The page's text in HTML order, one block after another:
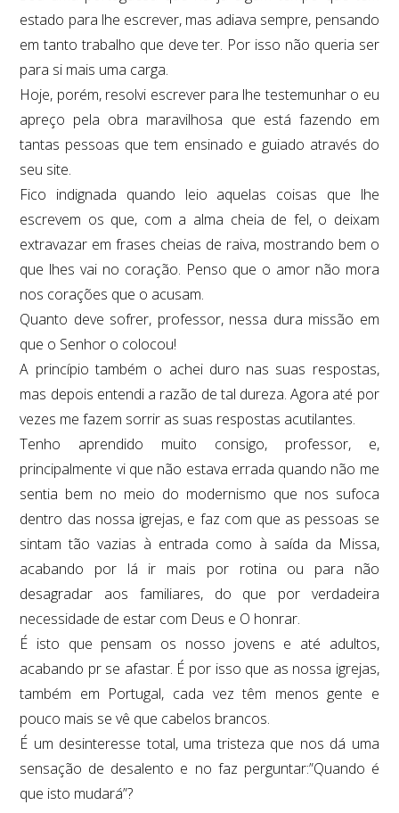
estado para lhe escrever, mas adiava sempre, pensando
em tanto trabalho que deve ter. Por isso não queria ser
para si mais uma carga.
Hoje, porém, resolvi escrever para lhe testemunhar o eu
apreço pela obra maravilhosa que está fazendo em
tantas pessoas que tem ensinado e guiado através do
seu site.
Fico indignada quando leio aquelas coisas que lhe
escrevem os que, com a alma cheia de fel, o deixam
extravazar em frases cheias de raiva, mostrando bem o
que lhes vai no coração. Penso que o amor não mora
nos corações que o acusam.
Quanto deve sofrer, professor, nessa dura missão em
que o Senhor o colocou!
A princípio também o achei duro nas suas respostas,
mas depois entendi a razão de tal dureza. Agora até por
vezes me fazem sorrir as suas respostas acutilantes.
Tenho aprendido muito consigo, professor, e,
principalmente vi que não estava errada quando não me
sentia bem no meio do modernismo que nos sufoca
dentro das nossa igrejas, e faz com que as pessoas se
sintam tão vazias à entrada como à saída da Missa,
acabando por lá ir mais por rotina ou para não
desagradar aos familiares, do que por verdadeira
necessidade de estar com Deus e O honrar.
É isto que pensam os nosso jovens e até adultos,
acabando pr se afastar. É por isso que as nossa igrejas,
também em Portugal, cada vez têm menos gente e
pouco mais se vê que cabelos brancos.
É um desinteresse total, uma tristeza que nos dá uma
sensação de desalento e no faz perguntar:”Quando é
que isto mudará”?